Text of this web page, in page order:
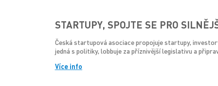
STARTUPY, SPOJTE SE PRO
Česká startupová asociace propojuje startupy,
jedná s politiky, lobbuje za příznivější legislativu a
Více info